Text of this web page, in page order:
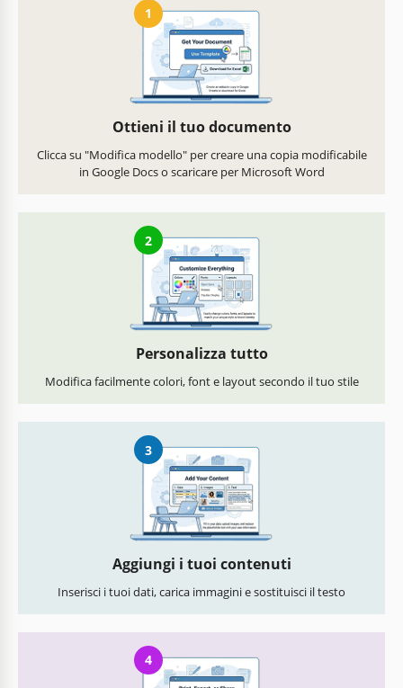
1
Ottieni il tuo documento
Clicca su "Modifica modello" per creare una copia modificabile
in Google Docs o scaricare per Microsoft Word
2
Personalizza tutto
Modifica facilmente colori, font e layout secondo il tuo stile
3
Aggiungi i tuoi contenuti
Inserisci i tuoi dati, carica immagini e sostituisci il testo
4